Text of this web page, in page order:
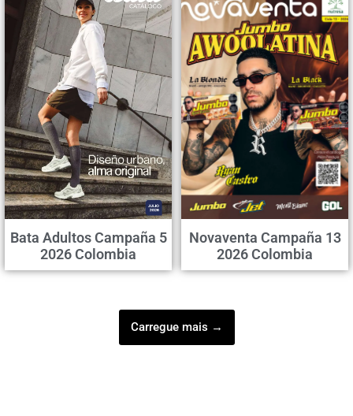
Bata Adultos Campaña 5
2026 Colombia
Novaventa Campaña 13
2026 Colombia
Carregue mais →